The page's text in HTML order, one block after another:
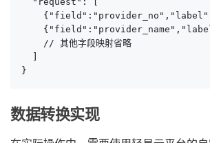
{"field":"provider_no","label":"
    // 其他字段映射省略
  ]
}
数据转换实现